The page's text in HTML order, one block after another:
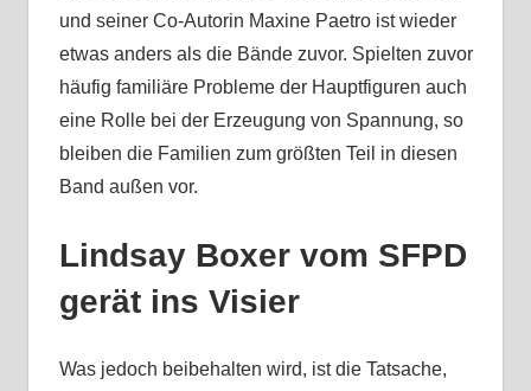
und seiner Co-Autorin Maxine Paetro ist wieder
etwas anders als die Bände zuvor. Spielten zuvor
häufig familiäre Probleme der Hauptfiguren auch
eine Rolle bei der Erzeugung von Spannung, so
bleiben die Familien zum größten Teil in diesen
Band außen vor.
Lindsay Boxer vom SFPD
gerät ins Visier
Was jedoch beibehalten wird, ist die Tatsache,